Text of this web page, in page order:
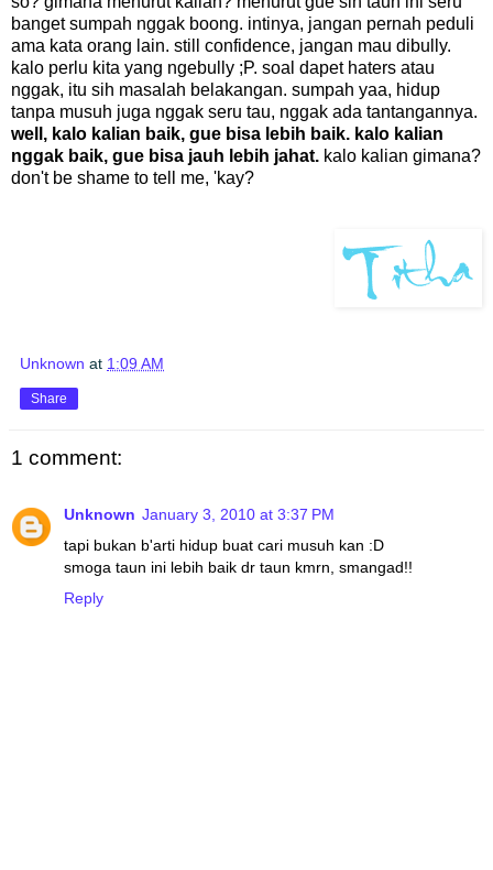
banget sumpah nggak boong. intinya, jangan pernah peduli
ama kata orang lain. still confidence, jangan mau dibully.
kalo perlu kita yang ngebully ;P. soal dapet haters atau
nggak, itu sih masalah belakangan. sumpah yaa, hidup
tanpa musuh juga nggak seru tau, nggak ada tantangannya.
well, kalo kalian baik, gue bisa lebih baik. kalo kalian
nggak baik, gue bisa jauh lebih jahat. kalo kalian gimana?
don't be shame to tell me, 'kay?
Unknown at 1:09 AM
Share
1 comment:
Unknown January 3, 2010 at 3:37 PM
tapi bukan b'arti hidup buat cari musuh kan :D
smoga taun ini lebih baik dr taun kmrn, smangad!!
Reply